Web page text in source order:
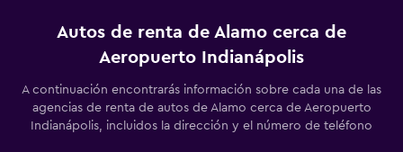
Autos de renta de Alamo cerca de
Aeropuerto Indianápolis
A continuación encontrarás información sobre cada una de las
agencias de renta de autos de Alamo cerca de Aeropuerto
Indianápolis, incluidos la dirección y el número de teléfono